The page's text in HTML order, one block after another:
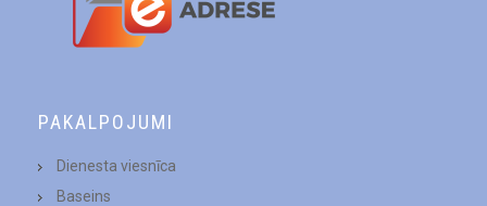
PAKALPOJUMI
Dienesta viesnīca
Baseins